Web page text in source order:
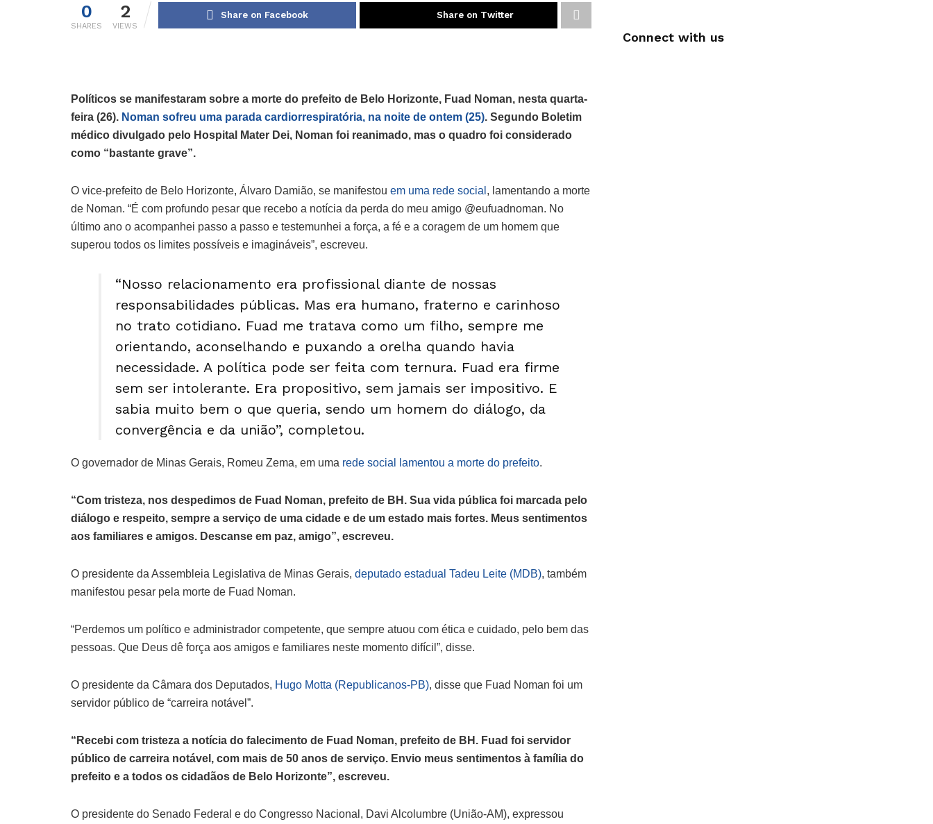
0
SHARES
2
VIEWS
Share on Facebook Share on Twitter
Políticos se manifestaram sobre a morte do prefeito de Belo Horizonte, Fuad Noman, nesta quarta-
feira (26). Noman sofreu uma parada cardiorrespiratória, na noite de ontem (25). Segundo Boletim
médico divulgado pelo Hospital Mater Dei, Noman foi reanimado, mas o quadro foi considerado
como “bastante grave”.
O vice-prefeito de Belo Horizonte, Álvaro Damião, se manifestou em uma rede social , lamentando a morte
de Noman. “É com profundo pesar que recebo a notícia da perda do meu amigo @eufuadnoman. No
último ano o acompanhei passo a passo e testemunhei a força, a fé e a coragem de um homem que
superou todos os limites possíveis e imagináveis”, escreveu.
“Nosso relacionamento era profissional diante de nossas
responsabilidades públicas. Mas era humano, fraterno e carinhoso
no trato cotidiano. Fuad me tratava como um filho, sempre me
orientando, aconselhando e puxando a orelha quando havia
necessidade. A política pode ser feita com ternura. Fuad era firme
sem ser intolerante. Era propositivo, sem jamais ser impositivo. E
sabia muito bem o que queria, sendo um homem do diálogo, da
convergência e da união”, completou.
O governador de Minas Gerais, Romeu Zema, em uma rede social lamentou a morte do prefeito.
“Com tristeza, nos despedimos de Fuad Noman, prefeito de BH. Sua vida pública foi marcada pelo
diálogo e respeito, sempre a serviço de uma cidade e de um estado mais fortes. Meus sentimentos
aos familiares e amigos. Descanse em paz, amigo”, escreveu.
O presidente da Assembleia Legislativa de Minas Gerais, deputado estadual Tadeu Leite (MDB), também
manifestou pesar pela morte de Fuad Noman.
“Perdemos um político e administrador competente, que sempre atuou com ética e cuidado, pelo bem das
pessoas. Que Deus dê força aos amigos e familiares neste momento difícil”, disse.
O presidente da Câmara dos Deputados, Hugo Motta (Republicanos-PB), disse que Fuad Noman foi um
servidor público de “carreira notável”.
“Recebi com tristeza a notícia do falecimento de Fuad Noman, prefeito de BH. Fuad foi servidor
público de carreira notável, com mais de 50 anos de serviço. Envio meus sentimentos à família do
prefeito e a todos os cidadãos de Belo Horizonte”, escreveu.
O presidente do Senado Federal e do Congresso Nacional, Davi Alcolumbre (União-AM), expressou
Connect with us